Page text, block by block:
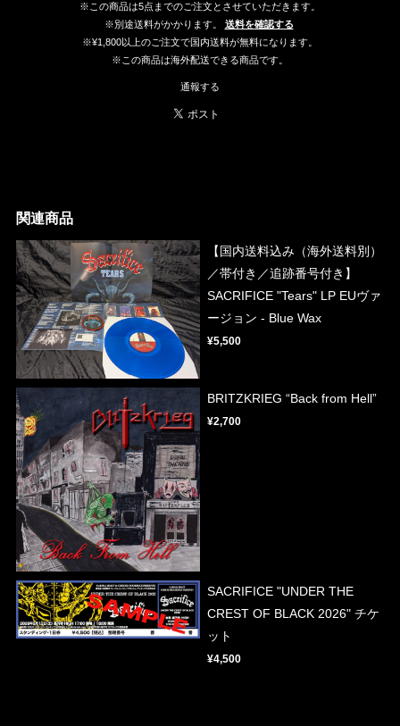
※この商品は5点までのご注文とさせていただきます。
※別途送料がかかります。
送料を確認する
※¥1,800以上のご注文で国内送料が無料になります。
※この商品は海外配送できる商品です。
通報する
関連商品
【国内送料込み（海外送料別）
／帯付き／追跡番号付き】
SACRIFICE "Tears" LP EUヴァ
ージョン - Blue Wax
¥5,500
BRITZKRIEG “Back from Hell”
¥2,700
SACRIFICE "UNDER THE
CREST OF BLACK 2026" チケ
ット
¥4,500